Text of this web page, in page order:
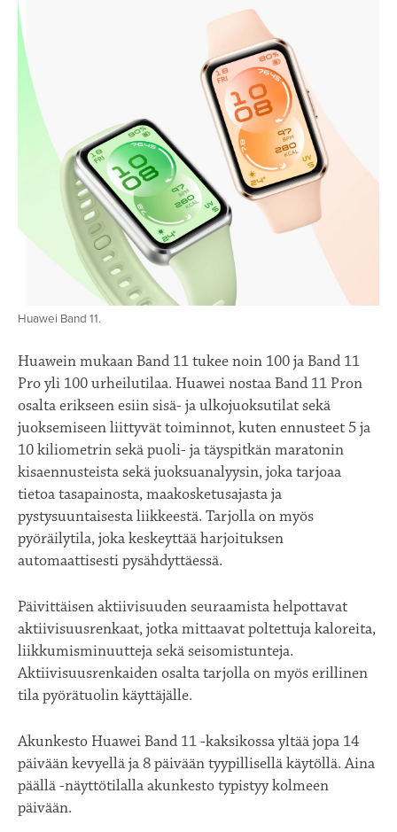
Huawei Band 11.
Huawein mukaan Band 11 tukee noin 100 ja Band 11
Pro yli 100 urheilutilaa. Huawei nostaa Band 11 Pron
osalta erikseen esiin sisä- ja ulkojuoksutilat sekä
juoksemiseen liittyvät toiminnot, kuten ennusteet 5 ja
10 kiliometrin sekä puoli- ja täyspitkän maratonin
kisaennusteista sekä juoksuanalyysin, joka tarjoaa
tietoa tasapainosta, maakosketusajasta ja
pystysuuntaisesta liikkeestä. Tarjolla on myös
pyöräilytila, joka keskeyttää harjoituksen
automaattisesti pysähdyttäessä.
Päivittäisen aktiivisuuden seuraamista helpottavat
aktiivisuusrenkaat, jotka mittaavat poltettuja kaloreita,
liikkumisminuutteja sekä seisomistunteja.
Aktiivisuusrenkaiden osalta tarjolla on myös erillinen
tila pyörätuolin käyttäjälle.
Akunkesto Huawei Band 11 -kaksikossa yltää jopa 14
päivään kevyellä ja 8 päivään tyypillisellä käytöllä. Aina
päällä -näyttötilalla akunkesto typistyy kolmeen
päivään.